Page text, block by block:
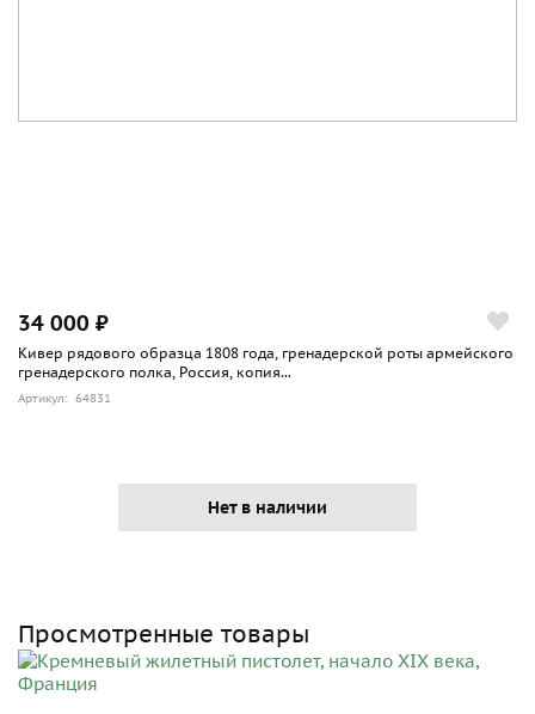
34 000 ₽
Кивер рядового образца 1808 года, гренадерской роты армейского
гренадерского полка, Россия, копия...
Артикул: 64831
Нет в наличии
Просмотренные товары